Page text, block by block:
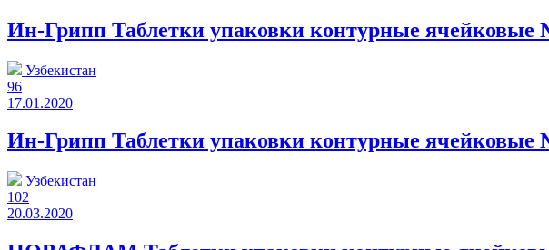
Ин-Грипп Таблетки упаковки контурные ячейковые
Узбекистан
96
17.01.2020
Ин-Грипп Таблетки упаковки контурные ячейковые
Узбекистан
102
20.03.2020